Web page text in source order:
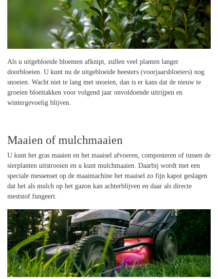
Als u uitgebloeide bloemen afknipt, zullen veel planten langer
doorbloeien. U kunt nu de uitgebloeide heesters (voorjaarsbloeiers) nog
snoeien. Wacht niet te lang met snoeien, dan is er kans dat de nieuw te
groeien bloeitakken voor volgend jaar onvoldoende uitrijpen en
wintergevoelig blijven.
Maaien of mulchmaaien
U kunt het gras maaien en het maaisel afvoeren, composteren of tussen de
sierplanten uitstrooien en u kunt mulchmaaien. Daarbij wordt met een
speciale messenset op de maaimachine het maaisel zo fijn kapot geslagen
dat het als mulch op het gazon kan achterblijven en daar als directe
meststof fungeert.